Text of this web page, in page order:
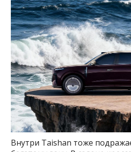
Внутри Taishan тоже